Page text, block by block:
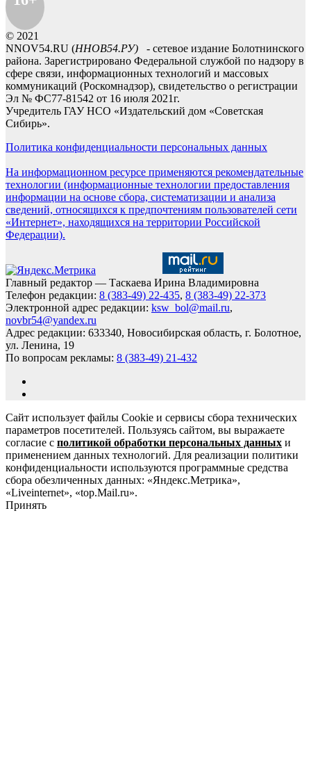
© 2021
NNOV54.RU (ННОВ54.РУ) - сетевое издание Болотнинского
района. Зарегистрировано Федеральной службой по надзору в
сфере связи, информационных технологий и массовых
коммуникаций (Роскомнадзор), свидетельство о регистрации
Эл № ФС77-81542 от 16 июля 2021г.
Учредитель ГАУ НСО «Издательский дом «Советская
Сибирь».
Политика конфиденциальности персональных данных
На информационном ресурсе применяются рекомендательные
технологии (информационные технологии предоставления
информации на основе сбора, систематизации и анализа
сведений, относящихся к предпочтениям пользователей сети
«Интернет», находящихся на территории Российской
Федерации).
Главный редактор — Таскаева Ирина Владимировна
Телефон редакции: 8 (383-49) 22-435, 8 (383-49) 22-373
Электронной адрес редакции: ksw_bol@mail.ru,
novbr54@yandex.ru
Адрес редакции: 633340, Новосибирская область, г. Болотное,
ул. Ленина, 19
По вопросам рекламы: 8 (383-49) 21-432
Сайт использует файлы Cookie и сервисы сбора технических
параметров посетителей. Пользуясь сайтом, вы выражаете
согласие с политикой обработки персональных данных и
применением данных технологий. Для реализации политики
конфиденциальности используются программные средства
сбора обезличенных данных: «Яндекс.Метрика»,
«Liveinternet», «top.Mail.ru».
Принять